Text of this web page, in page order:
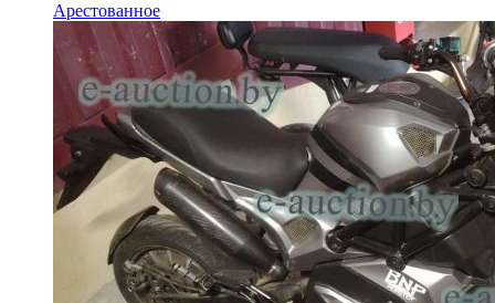
Арестованное